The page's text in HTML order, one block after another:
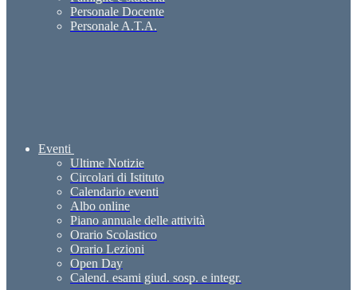
Personale Docente
Personale A.T.A.
Eventi
Ultime Notizie
Circolari di Istituto
Calendario eventi
Albo online
Piano annuale delle attività
Orario Scolastico
Orario Lezioni
Open Day
Calend. esami giud. sosp. e integr.